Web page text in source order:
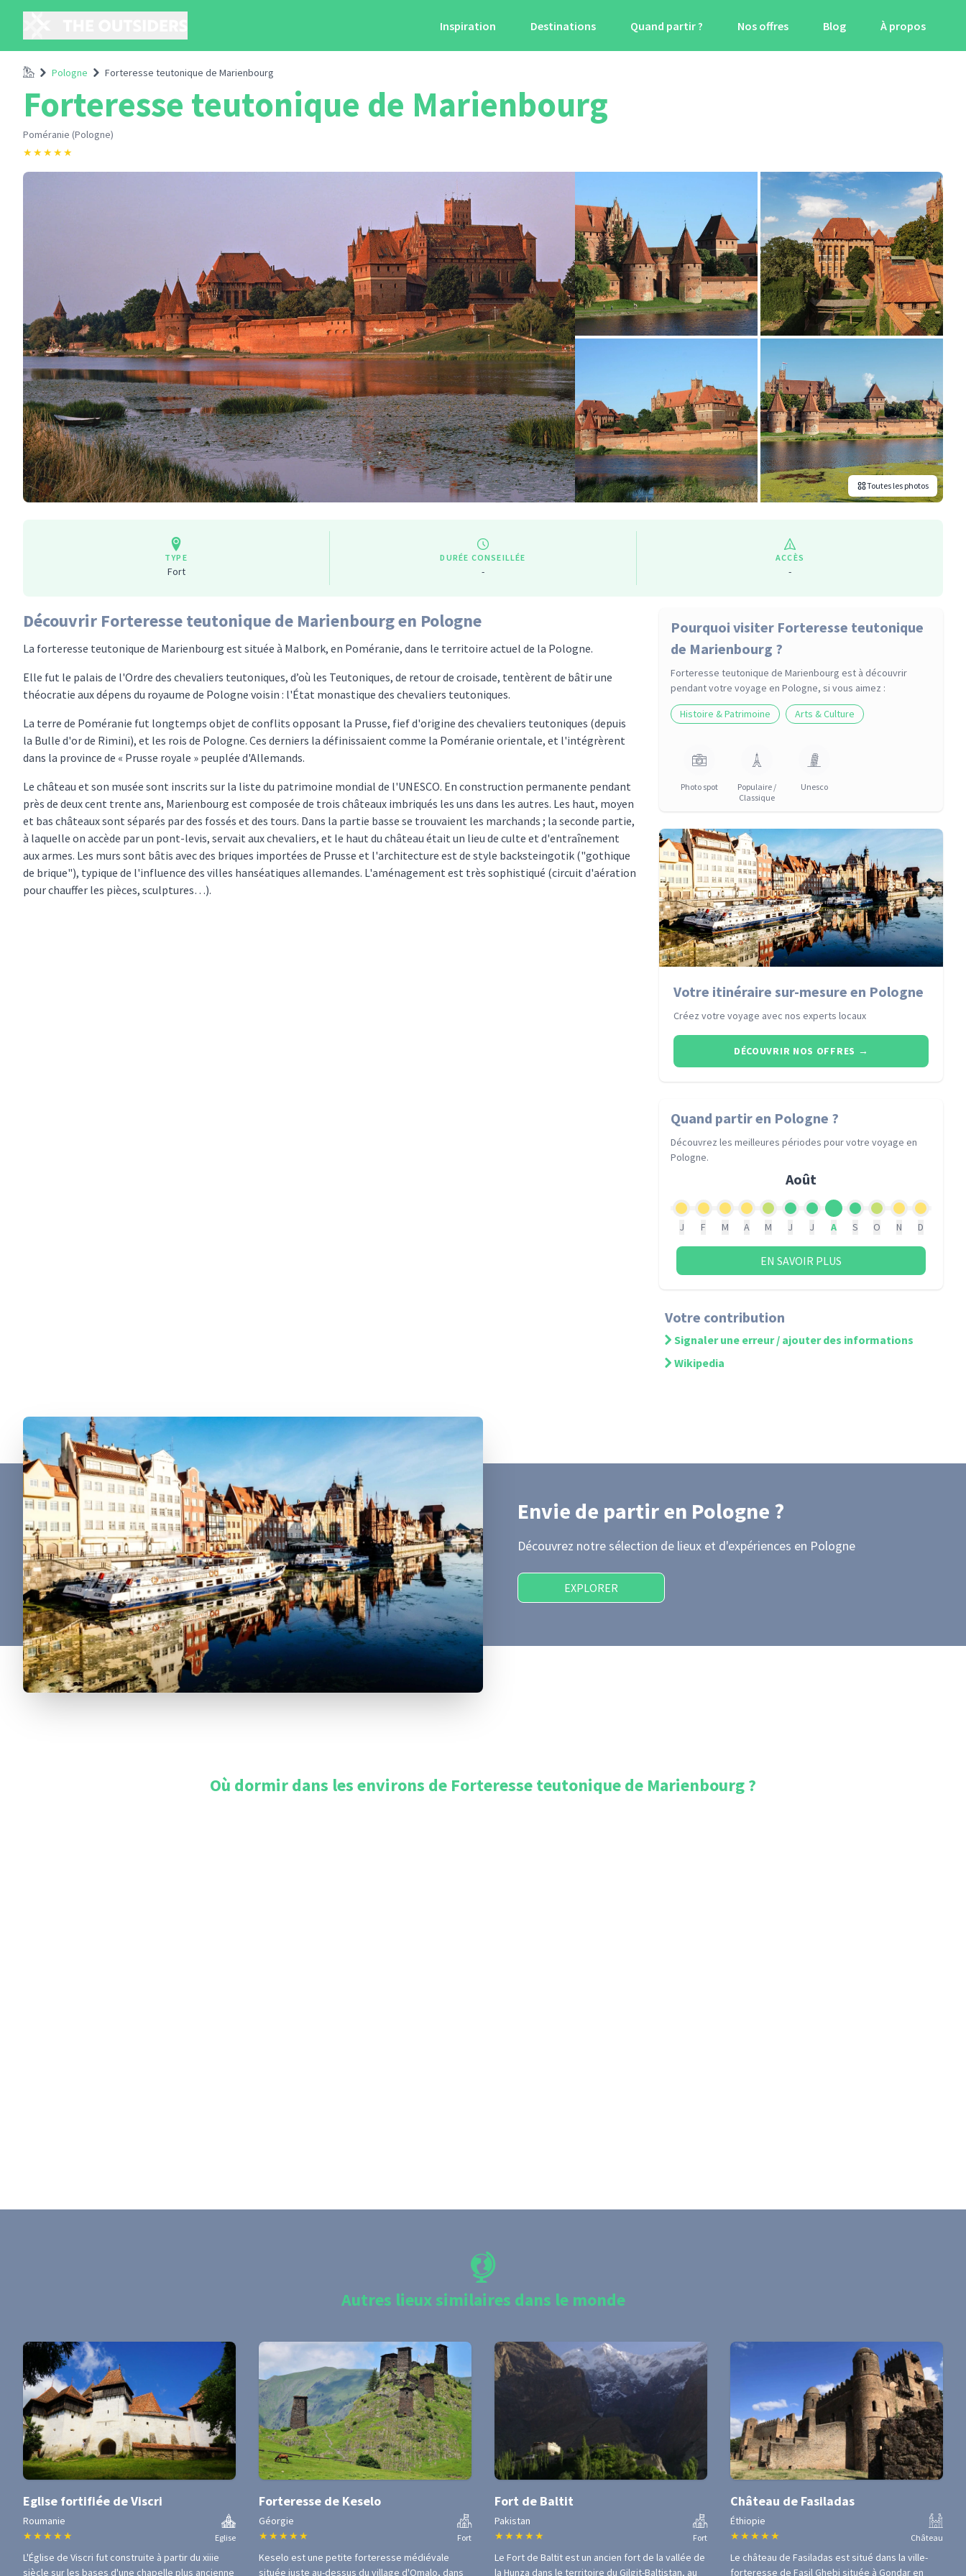
Inspiration Destinations Quand partir ? Nos offres Blog À propos
AccueilPologne Forteresse teutonique de Marienbourg
Forteresse teutonique de Marienbourg
Poméranie (Pologne)
★★★★★
Toutes les photos
TYPE
Fort
DURÉE CONSEILLÉE
-
ACCÈS
-
Découvrir Forteresse teutonique de Marienbourg en Pologne
La forteresse teutonique de Marienbourg est située à Malbork, en Poméranie, dans le territoire actuel de la Pologne.
Elle fut le palais de l'Ordre des chevaliers teutoniques, d’où les Teutoniques, de retour de croisade, tentèrent de bâtir une
théocratie aux dépens du royaume de Pologne voisin : l'État monastique des chevaliers teutoniques.
La terre de Poméranie fut longtemps objet de conflits opposant la Prusse, fief d'origine des chevaliers teutoniques (depuis
la Bulle d'or de Rimini), et les rois de Pologne. Ces derniers la définissaient comme la Poméranie orientale, et l'intégrèrent
dans la province de « Prusse royale » peuplée d'Allemands.
Le château et son musée sont inscrits sur la liste du patrimoine mondial de l'UNESCO. En construction permanente pendant
près de deux cent trente ans, Marienbourg est composée de trois châteaux imbriqués les uns dans les autres. Les haut, moyen
et bas châteaux sont séparés par des fossés et des tours. Dans la partie basse se trouvaient les marchands ; la seconde partie,
à laquelle on accède par un pont-levis, servait aux chevaliers, et le haut du château était un lieu de culte et d'entraînement
aux armes. Les murs sont bâtis avec des briques importées de Prusse et l'architecture est de style backsteingotik ("gothique
de brique"), typique de l'influence des villes hanséatiques allemandes. L'aménagement est très sophistiqué (circuit d'aération
pour chauffer les pièces, sculptures…).
Pourquoi visiter Forteresse teutonique
de Marienbourg ?
Forteresse teutonique de Marienbourg est à découvrir
pendant votre voyageen Pologne, si vous aimez :
Histoire & Patrimoine
Arts & Culture
Photo spot
Populaire /
Classique
Unesco
Votre itinéraire sur-mesure en Pologne
Créez votre voyage avec nos experts locaux
DÉCOUVRIR NOS OFFRES →
Quand partiren Pologne ?
Découvrez les meilleures périodes pour votre voyageen
Pologne.
Août
J F M A M J J A S O N D
EN SAVOIR PLUS
Votre contribution
Signaler une erreur / ajouter des informations
Wikipedia
Envie de partiren Pologne ?
Découvrez notre sélection de lieux et d'expériences en Pologne
EXPLORER
Où dormir dans les environs de Forteresse teutonique de Marienbourg?
Autres lieux similaires dans le monde
Eglise fortifiée de Viscri
Roumanie
★ ★ ★ ★ ★ Eglise
L'Église de Viscri fut construite à partir du xiiie
siècle sur les bases d'une chapelle plus ancienne
Forteresse de Keselo
Géorgie
★ ★ ★ ★ ★ Fort
Keselo est une petite forteresse médiévale
située juste au-dessus du village d'Omalo, dans
Fort de Baltit
Pakistan
★ ★ ★ ★ ★ Fort
Le Fort de Baltit est un ancien fort de la vallée de
la Hunza dans le territoire du Gilgit-Baltistan, au
Château de Fasiladas
Éthiopie
★ ★ ★ ★ ★ Château
Le château de Fasiladas est situé dans la ville-
forteresse de Fasil Ghebi située à Gondar en